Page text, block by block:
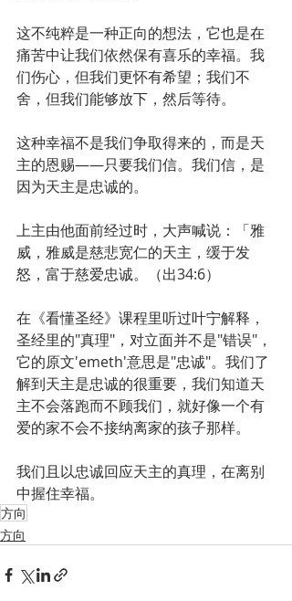
这不纯粹是一种正向的想法，它也是在
痛苦中让我们依然保有喜乐的幸福。我
们伤心，但我们更怀有希望；我们不
舍，但我们能够放下，然后等待。
这种幸福不是我们争取得来的，而是天
主的恩赐——只要我们信。我们信，是
因为天主是忠诚的。
上主由他面前经过时，大声喊说：「雅
威，雅威是慈悲宽仁的天主，缓于发
怒，富于慈爱忠诚。（出34:6）
在《看懂圣经》课程里听过叶宁解释，
圣经里的"真理"，对立面并不是"错误"，
它的原文'emeth'意思是"忠诚"。我们了
解到天主是忠诚的很重要，我们知道天
主不会落跑而不顾我们，就好像一个有
爱的家不会不接纳离家的孩子那样。
我们且以忠诚回应天主的真理，在离别
中握住幸福。
方向
方向